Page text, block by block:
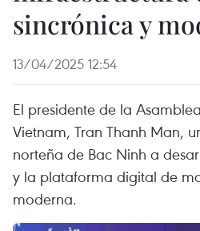
sincrónica y
13/04/2025 12:54
El presidente de la
Vietnam, Tran Thanh Man,
norteña de Bac Ninh a
y la plataforma digital de
moderna.